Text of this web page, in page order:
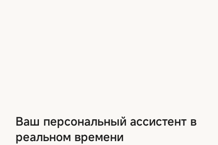
Ваш персональный ассистент в
реальном времени